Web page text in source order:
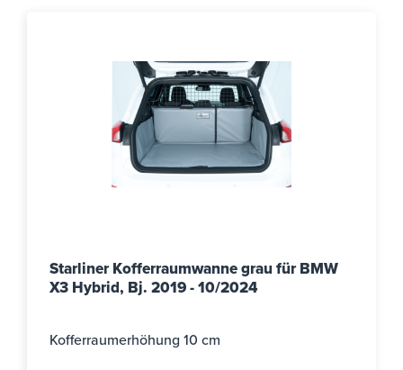
Starliner Kofferraumwanne grau für BMW
X3 Hybrid, Bj. 2019 - 10/2024
Kofferraumerhöhung 10 cm